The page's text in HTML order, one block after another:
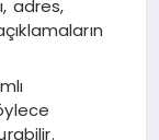
adres,